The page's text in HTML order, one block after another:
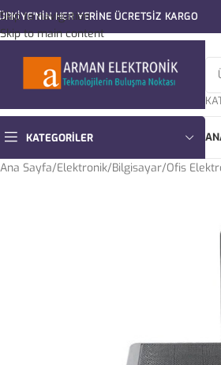
Skip to navigation
Skip to main content
HER YERİNE ÜCRETSİZ KARGO
KATEGORILER
Ana Sayfa/Elektronik/Bilgisayar/Ofis